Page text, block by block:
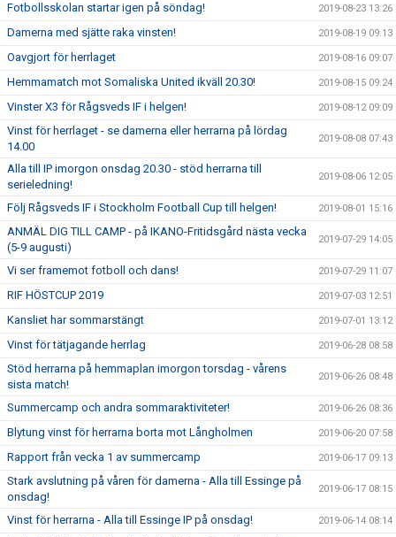
Fotbollsskolan startar igen på söndag! 2019-08-23 13:26
Damerna med sjätte raka vinsten! 2019-08-19 09:13
Oavgjort för herrlaget 2019-08-16 09:07
Hemmamatch mot Somaliska United ikväll 20.30! 2019-08-15 09:24
Vinster X3 för Rågsveds IF i helgen! 2019-08-12 09:09
Vinst för herrlaget - se damerna eller herrarna på lördag
14.00
2019-08-08 07:43
Alla till IP imorgon onsdag 20.30 - stöd herrarna till
serieledning!
2019-08-06 12:05
Följ Rågsveds IF i Stockholm Football Cup till helgen! 2019-08-01 15:16
ANMÄL DIG TILL CAMP - på IKANO-Fritidsgård nästa vecka
(5-9 augusti)
2019-07-29 14:05
Vi ser framemot fotboll och dans! 2019-07-29 11:07
RIF HÖSTCUP 2019 2019-07-03 12:51
Kansliet har sommarstängt 2019-07-01 13:12
Vinst för tätjagande herrlag 2019-06-28 08:58
Stöd herrarna på hemmaplan imorgon torsdag - vårens
sista match!
2019-06-26 08:48
Summercamp och andra sommaraktiviteter! 2019-06-26 08:36
Blytung vinst för herrarna borta mot Långholmen 2019-06-20 07:58
Rapport från vecka 1 av summercamp 2019-06-17 09:13
Stark avslutning på våren för damerna - Alla till Essinge på
onsdag!
2019-06-17 08:15
Vinst för herrarna - Alla till Essinge IP på onsdag! 2019-06-14 08:14